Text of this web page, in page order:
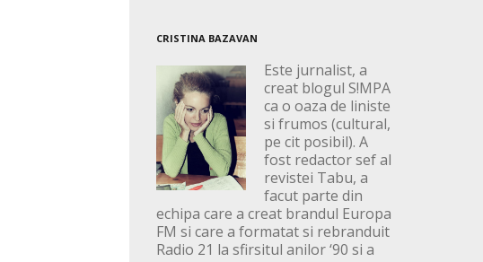
CRISTINA BAZAVAN
Este jurnalist, a
creat blogul S!MPA
ca o oaza de liniste
si frumos (cultural,
pe cit posibil). A
fost redactor sef al
revistei Tabu, a
facut parte din
echipa care a creat brandul Europa
FM si care a formatat si rebranduit
Radio 21 la sfirsitul anilor ‘90 si a